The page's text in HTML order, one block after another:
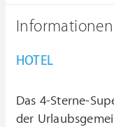
HOTEL
Das 4-Sterne-
der